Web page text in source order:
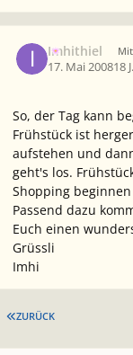
Imhithiel
17. Mai 200818 J.
So, der Tag kann
Frühstück ist
aufstehen und
geht's los.
Shopping beginnen
Passend dazu
Euch einen
Grüssli
Imhi
ERSTE SEITE
ZURÜCK